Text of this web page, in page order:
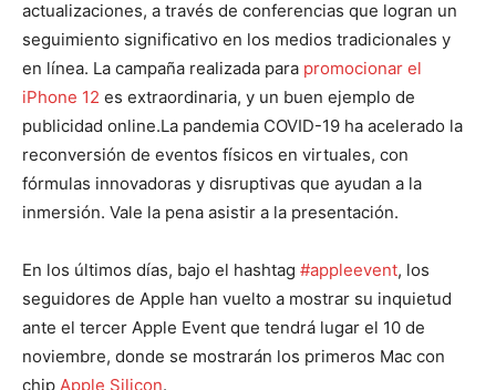
actualizaciones, a través de conferencias que logran un
seguimiento significativo en los medios tradicionales y
en línea. La campaña realizada para promocionar el
iPhone 12 es extraordinaria, y un buen ejemplo de
publicidad online.La pandemia COVID-19 ha acelerado la
reconversión de eventos físicos en virtuales, con
fórmulas innovadoras y disruptivas que ayudan a la
inmersión. Vale la pena asistir a la presentación.
En los últimos días, bajo el hashtag #appleevent, los
seguidores de Apple han vuelto a mostrar su inquietud
ante el tercer Apple Event que tendrá lugar el 10 de
noviembre, donde se mostrarán los primeros Mac con
chip Apple Silicon.